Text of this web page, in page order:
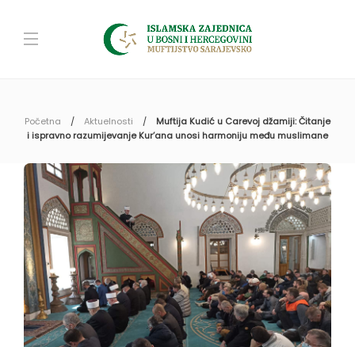
Početna Aktuelnosti
Muftija Kudić u Carevoj džamiji: Čitanje
i ispravno razumijevanje Kur’ana unosi harmoniju među muslimane